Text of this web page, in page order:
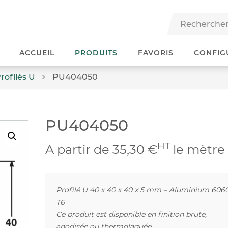
ACCUEIL PRODUITS FAVORIS
U PU404050
PU404050
A partir de 35,30 €HT le mètre
Profilé U 40 x 40 x 40 x 5 mm – Aluminium
T6
Ce produit est disponible en finition brute,